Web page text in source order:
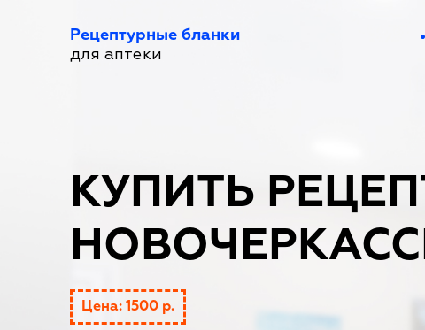
Рецептурные бланки
для аптеки
КУПИТЬ
Цена: 1500 р.